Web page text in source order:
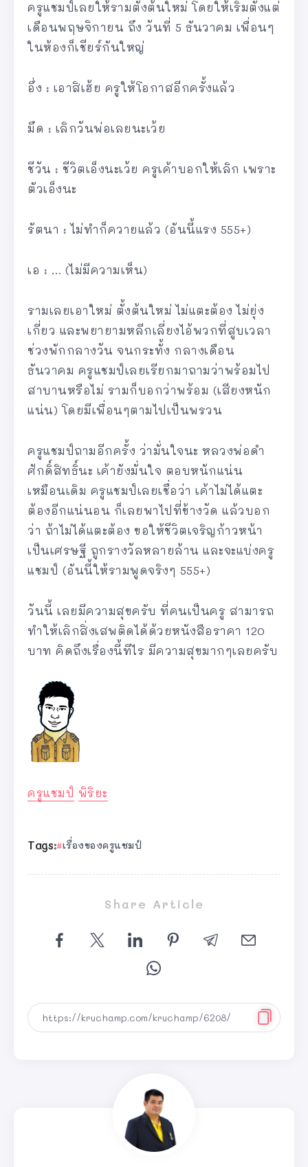
ครูแชมป์เลยให้รามตั้งต้นใหม่ โดยให้เริ่มตั้งแต่
เดือนพฤษจิกายน ถึง วันที่ 5 ธันวาคม เพื่อนๆ
ในห้องก็เชียร์กันใหญ่
อึ่ง : เอาสิเฮ้ย ครูให้โอกาสอีกครั้งแล้ว
มึด : เลิกวันพ่อเลยนะเว้ย
ชีวัน : ชีวิตเอ็งนะเว้ย ครูเค้าบอกให้เลิก เพราะ
ตัวเอ็งนะ
รัตนา : ไม่ทำก็ควายแล้ว (อันนี้แรง 555+)
เอ : … (ไม่มีความเห็น)
รามเลยเอาใหม่ ตั้งต้นใหม่ ไม่แตะต้อง ไม่ยุ่ง
เกี่ยว และพยายามหลีกเลี่ยงไอ้พวกที่สูบเวลา
ช่วงพักกลางวัน จนกระทั้ง กลางเดือน
ธันวาคม ครูแชมป์เลยเรียกมาถามว่าพร้อมไป
สาบานหรือไม่ รามก็บอกว่าพร้อม (เสียงหนัก
แน่น) โดยมีเพื่อนๆตามไปเป็นพรวน
ครูแชมป์ถามอีกครั้ง ว่ามั่นใจนะ หลวงพ่อดำ
ศักดิ์สิทธิ์นะ เค้ายังมั่นใจ ตอบหนักแน่น
เหมือนเดิม ครูแชมป์เลยเชื่อว่า เค้าไม่ได้แตะ
ต้องอีกแน่นอน ก็เลยพาไปที่ข้างวัด แล้วบอก
ว่า ถ้าไม่ได้แตะต้อง ขอให้ชีวิตเจริญก้าวหน้า
เป็นเศรษฐี ถูกรางวัลหลายล้าน และจะแบ่งครู
แชมป์ (อันนี้ให้รามพูดจริงๆ 555+)
วันนี้ เลยมีความสุขครับ ที่คนเป็นครู สามารถ
ทำให้เลิกสิ่งเสพติดได้ด้วยหนังสือราคา 120
บาท คิดถึงเรื่องนี้ทีไร มีความสุขมากๆเลยครับ
ครูแชมป์ พิริยะ
Tags: เรื่องของครูแชมป์
Share Article